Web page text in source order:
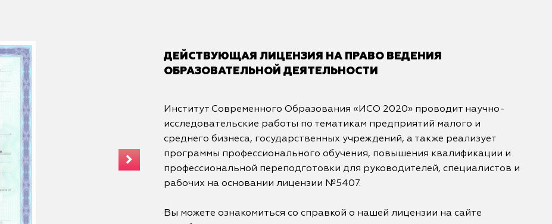
ДЕЙСТВУЮЩАЯ ЛИЦЕНЗИЯ НА ПРАВО ВЕДЕНИЯ
ОБРАЗОВАТЕЛЬНОЙ ДЕЯТЕЛЬНОСТИ
Институт Современного Образования «ИСО 2020» проводит научно-
исследовательские работы по тематикам предприятий малого и
среднего бизнеса, государственных учреждений, а также реализует
программы профессионального обучения, повышения квалификации и
профессиональной переподготовки для руководителей, специалистов и
рабочих на основании лицензии №5407.
Вы можете ознакомиться со справкой о нашей лицензии на сайте